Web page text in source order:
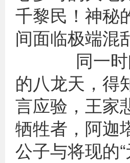
千黎民！神秘
间
同一时间
的八龙天，得
言应验，王家
牺牲者，阿迦
公子与将